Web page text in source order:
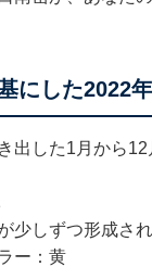
にした2022
出した1月から12
少しずつ形成さ
ー：黄